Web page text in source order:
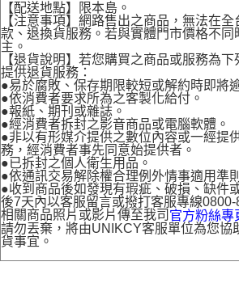
【配送地點】限本島。
【注意事項】網路售出之商品，無法在
款、退換貨服務。若與實體門市價格不同
主。
【退貨說明】若您購買之商品或服務為
提供退貨服務：
●易於腐敗、保存期限較短或解約時即將
●依消費者要求所為之客製化給付。
●報紙、期刊或雜誌。
●經消費者拆封之影音商品或電腦軟體。
●非以有形媒介提供之數位內容或一經提
務，經消費者事先同意始提供者。
●已拆封之個人衛生用品。
●依通訊交易解除權合理例外情事適用準
●收到商品後如發現有瑕疵、破損、缺件
後7天內以客服留言或撥打客服專線
相關商品照片或影片傳至我司 官方粉絲專
請勿丟棄，將由UNIKCY客服單位為您協
貨事宜。